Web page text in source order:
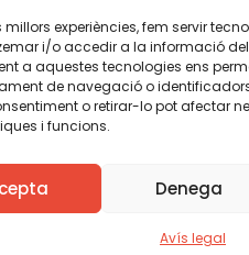
millors experiències, fem servir
i/o accedir a la informació del
a aquestes tecnologies ens
de navegació o
o retirar-lo pot afectar
i funcions.
Denega
Avís legal
algun material indiquem el
inclosa la comercial.